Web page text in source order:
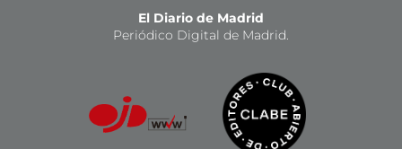
El Diario de Madrid
Periódico Digital de Madrid.